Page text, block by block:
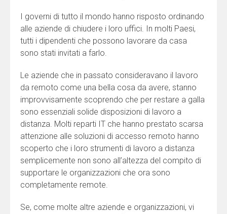
I governi di tutto il mondo hanno risposto ordinando
alle aziende di chiudere i loro uffici. In molti Paesi,
tutti i dipendenti che possono lavorare da casa
sono stati invitati a farlo.
Le aziende che in passato consideravano il lavoro
da remoto come una bella cosa da avere, stanno
improvvisamente scoprendo che per restare a galla
sono essenziali solide disposizioni di lavoro a
distanza. Molti reparti IT che hanno prestato scarsa
attenzione alle soluzioni di accesso remoto hanno
scoperto che i loro strumenti di lavoro a distanza
semplicemente non sono all’altezza del compito di
supportare le organizzazioni che ora sono
completamente remote.
Se, come molte altre aziende e organizzazioni, vi